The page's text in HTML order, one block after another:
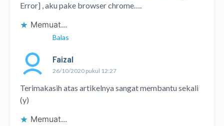
Error] , aku pake browser chrome….
Memuat...
Balas
Faizal
26/10/2020 pukul 12:27
Terimakasih atas artikelnya sangat membantu sekali
(y)
Memuat...